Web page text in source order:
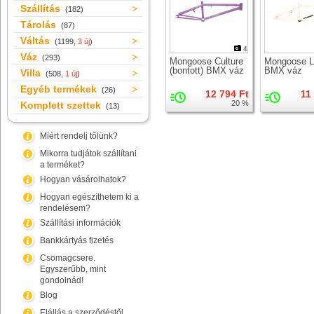
Szállítás (182)
Tárolás (87)
Váltás (1199, 3 új)
Váz (293)
Villa (508, 1 új)
Egyéb termékek (26)
Komplett szettek (13)
Miért rendelj tőlünk?
Mikorra tudjátok szállítani
a terméket?
Hogyan vásárolhatok?
Hogyan egészíthetem ki a
rendelésem?
Szállítási információk
Bankkártyás fizetés
Csomagcsere.
Egyszerűbb, mint
gondolnád!
Blog
4
Mongoose Culture
(bontott) BMX váz
12 794 Ft
20 %
Mongoose
BMX váz